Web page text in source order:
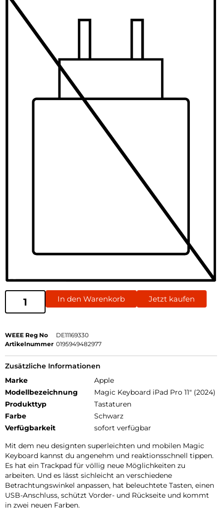
In den Warenkorb Jetzt kaufen
WEEE Reg No
DE11169330
Artikelnummer 0195949482977
Zusätzliche Informationen
Marke
Apple
Modellbezeichnung
Magic Keyboard iPad Pro 11" (2024)
Produkttyp
Tastaturen
Farbe
Schwarz
Verfügbarkeit
sofort verfügbar
Mit dem neu designten superleichten und mobilen Magic
Keyboard kannst du angenehm und reaktionsschnell tippen.
Es hat ein Trackpad für völlig neue Möglichkeiten zu
arbeiten. Und es lässt sichleicht an verschiedene
Betrachtungswinkel anpassen, hat beleuchtete Tasten, einen
USB-Anschluss, schützt Vorder- und Rückseite und kommt
in zwei neuen Farben.